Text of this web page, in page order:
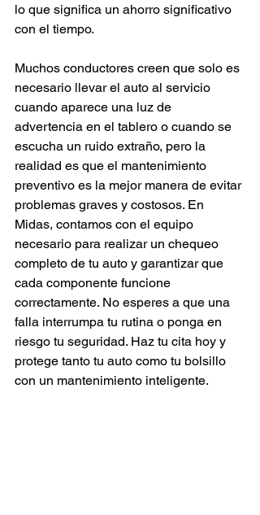
lo que significa un ahorro significativo
con el tiempo.
Muchos conductores creen que solo es
necesario llevar el auto al servicio
cuando aparece una luz de
advertencia en el tablero o cuando se
escucha un ruido extraño, pero la
realidad es que el mantenimiento
preventivo es la mejor manera de evitar
problemas graves y costosos. En
Midas, contamos con el equipo
necesario para realizar un chequeo
completo de tu auto y garantizar que
cada componente funcione
correctamente. No esperes a que una
falla interrumpa tu rutina o ponga en
riesgo tu seguridad. Haz tu cita hoy y
protege tanto tu auto como tu bolsillo
con un mantenimiento inteligente.